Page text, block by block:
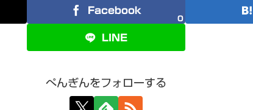
Facebook
0
LINE
ぺんぎんをフォローする